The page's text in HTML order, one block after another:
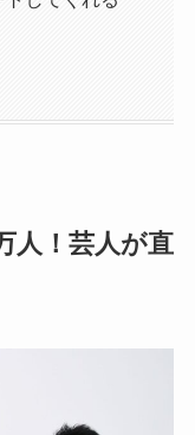
人！芸人が直